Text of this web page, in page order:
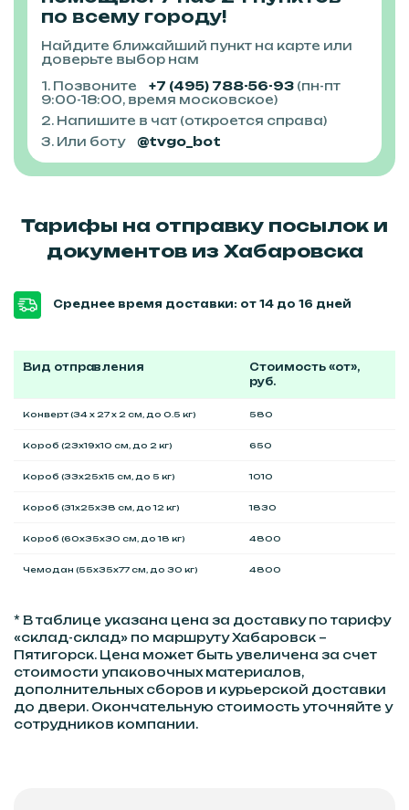
по всему городу!
Найдите ближайший пункт на карте или
доверьте выбор нам
1. Позвоните
+7 (495) 788-56-93 (пн-пт
9:00-18:00, время московское)
2. Напишите в чат (откроется справа)
3. Или боту
@tvgo_bot
Тарифы на отправку посылок и
документов из Хабаровска
Среднее время доставки: от 14 до 16 дней
Вид отправления
Стоимость «от»,
руб.
Конверт (34 x 27 x 2 см, до 0.5 кг) 580
Короб (23x19x10 см, до 2 кг) 650
Короб (33x25x15 см, до 5 кг) 1010
Короб (31x25x38 см, до 12 кг) 1830
Короб (60x35x30 см, до 18 кг) 4800
Чемодан (55x35x77 см, до 30 кг) 4800
* В таблице указана цена за доставку по тарифу
«склад-склад» по маршруту Хабаровск –
Пятигорск. Цена может быть увеличена за счет
стоимости упаковочных материалов,
дополнительных сборов и курьерской доставки
до двери. Окончательную стоимость уточняйте у
сотрудников компании.